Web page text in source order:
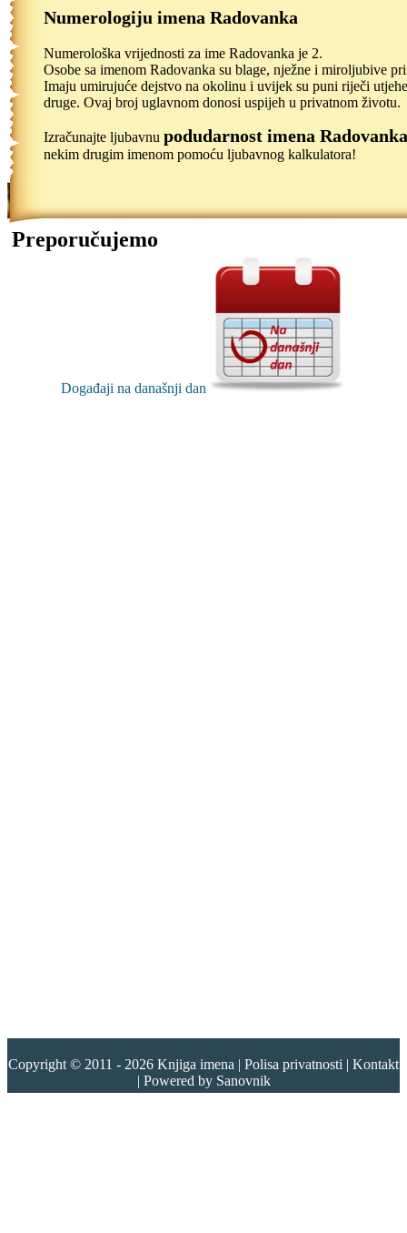
Numerologiju imena Radovanka
Numerološka vrijednosti za ime Radovanka je 2.
Osobe sa imenom Radovanka su blage, nježne i miroljubive
Imaju umirujuće dejstvo na okolinu i uvijek su puni riječi
druge. Ovaj broj uglavnom donosi uspijeh u privatnom životu.
Izračunajte ljubavnu podudarnost imena Radovanka
nekim drugim imenom pomoću ljubavnog kalkulatora!
Preporučujemo
Događaji na današnji dan
Copyright © 2011 - 2026 Knjiga imena | Polisa privatnosti | Kontakt
| Powered by Sanovnik